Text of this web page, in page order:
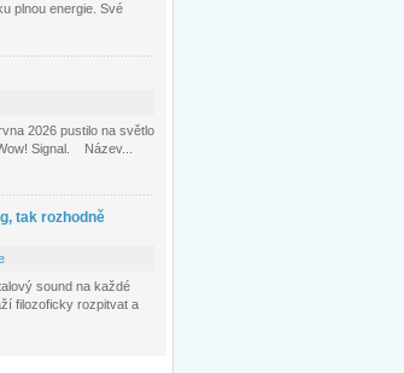
plnou energie. Své
2026 pustilo na světlo
Signal. Název...
tak rozhodně
sound na každé
filozoficky rozpitvat a